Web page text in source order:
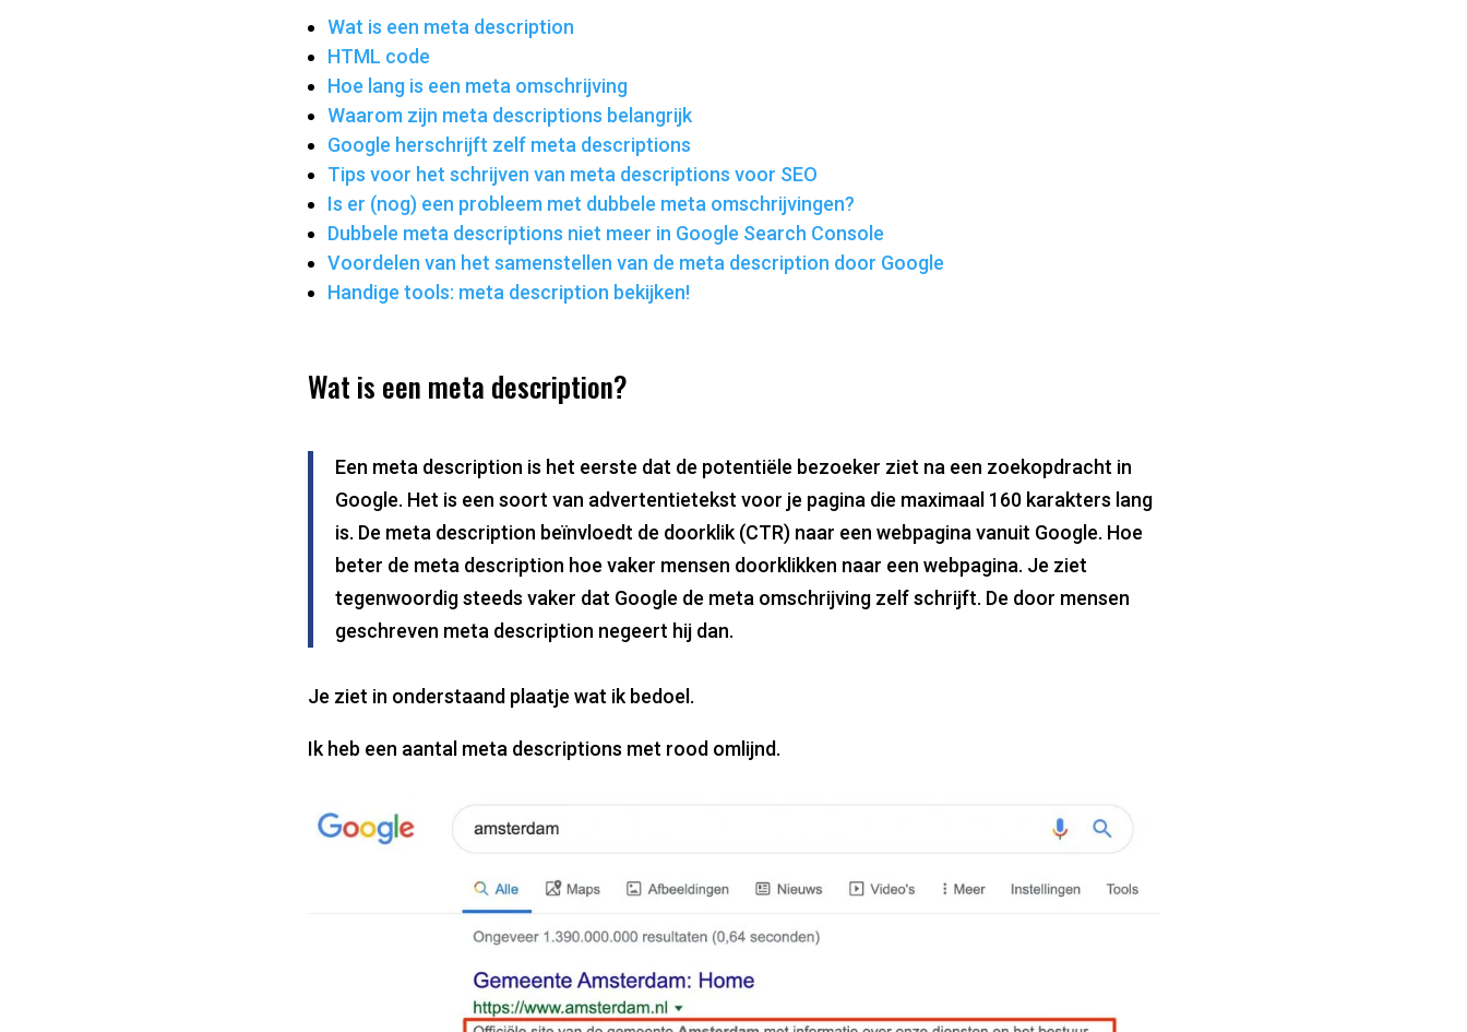
Wat is een meta description
HTML code
Hoe lang is een meta omschrijving
Waarom zijn meta descriptions belangrijk
Google herschrijft zelf meta descriptions
Tips voor het schrijven van meta descriptions voor SEO
Is er (nog) een probleem met dubbele meta omschrijvingen?
Dubbele meta descriptions niet meer in Google Search Console
Voordelen van het samenstellen van de meta description door Google
Handige tools: meta description bekijken!
Wat is een meta description?
Een meta description is het eerste dat de potentiële bezoeker ziet na een zoekopdracht in
Google. Het is een soort van advertentietekst voor je pagina die maximaal 160 karakters lang
is. De meta description beïnvloedt de doorklik (CTR) naar een webpagina vanuit Google. Hoe
beter de meta description hoe vaker mensen doorklikken naar een webpagina. Je ziet
tegenwoordig steeds vaker dat Google de meta omschrijving zelf schrijft. De door mensen
geschreven meta description negeert hij dan.
Je ziet in onderstaand plaatje wat ik bedoel.
Ik heb een aantal meta descriptions met rood omlijnd.